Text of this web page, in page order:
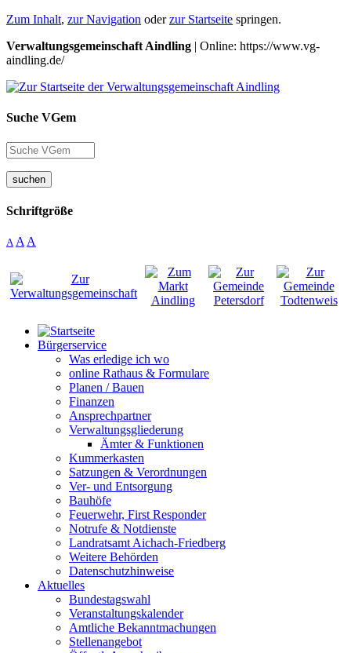
Zum Inhalt, zur Navigation oderzur Startseite springen.
Verwaltungsgemeinschaft Aindling | Online: https://www.vg-
aindling.de/
Suche VGem
suchen
Schriftgröße
A A A
Bürgerservice
Was erledige ich wo
online Rathaus & Formulare
Planen / Bauen
Finanzen
Ansprechpartner
Verwaltungsgliederung
Ämter & Funktionen
Kummerkasten
Satzungen & Verordnungen
Ver- und Entsorgung
Bauhöfe
Feuerwehr, First Responder
Notrufe & Notdienste
Landratsamt Aichach-Friedberg
Weitere Behörden
Datenschutzhinweise
Aktuelles
Bundestagswahl
Veranstaltungskalender
Amtliche Bekanntmachungen
Stellenangebot